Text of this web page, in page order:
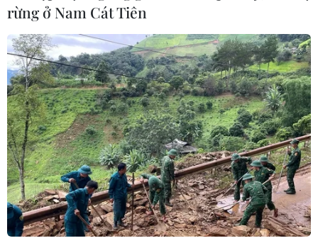
Bình Dương và Đồng Nai.
rừng ở Nam Cát Tiên